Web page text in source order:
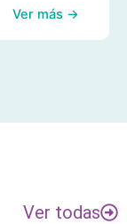
Ver más →
Ver todas